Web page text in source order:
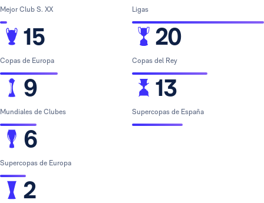
Mejor Club S. XX
15
Copas de Europa
9
Mundiales de Clubes
6
Supercopas de Europa
2
Ligas
20
Copas del Rey
13
Supercopas de España